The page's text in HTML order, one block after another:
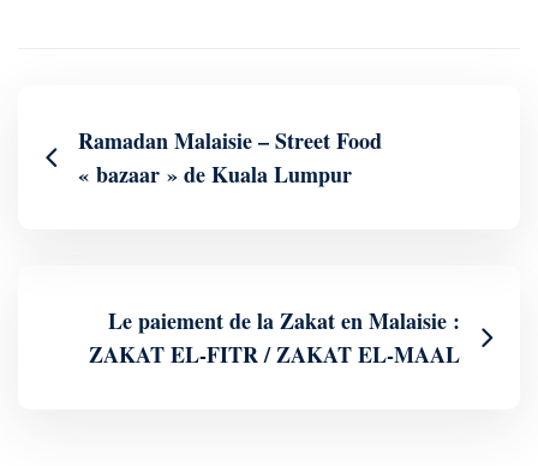
Ramadan Malaisie – Street Food
« bazaar » de Kuala Lumpur
Le paiement de la Zakat en Malaisie :
ZAKAT EL-FITR / ZAKAT EL-MAAL